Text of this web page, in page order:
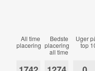
All time
placering
Bedste
placering
all time
Uger
top